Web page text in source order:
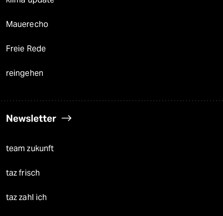
Mauerecho
Freie Rede
reingehen
Newsletter
team zukunft
taz frisch
taz zahl ich